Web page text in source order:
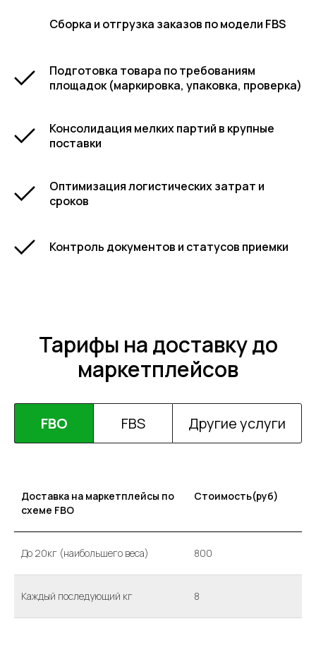
Сборка и отгрузка заказов по модели FBS
Подготовка товара по требованиям
площадок (маркировка, упаковка, проверка)
Консолидация мелких партий в крупные
поставки
Оптимизация логистических затрат и
сроков
Контроль документов и статусов приемки
Тарифы на доставку до
маркетплейсов
FBO FBS Другие услуги
Доставка на маркетплейсы по
схеме FBO
Стоимость(руб)
До 20кг (наибольшего веса) 800
Каждый последующий кг 8